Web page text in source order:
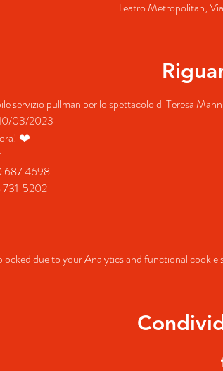
Teatro Metropolitan,
servizio pullman per lo spettacolo di Teresa
03/2023
❤️
687 4698
5202
due to your Analytics and functional cookie